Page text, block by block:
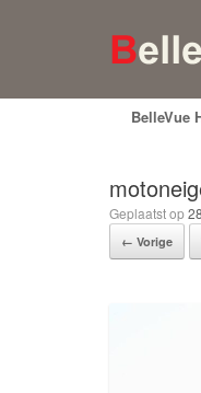
BelleVue
Geplaatst op
← Vorige